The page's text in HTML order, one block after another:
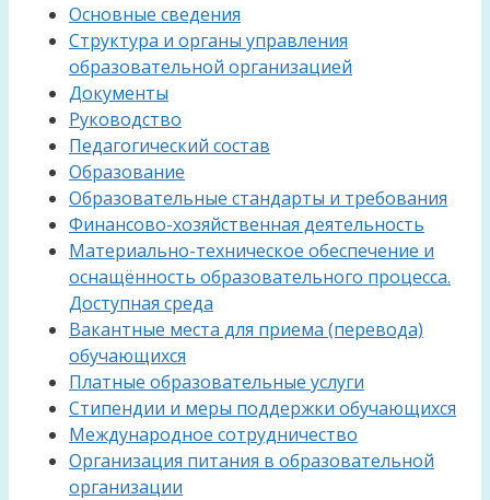
Основные сведения
Структура и органы управления
образовательной организацией
Документы
Руководство
Педагогический состав
Образование
Образовательные стандарты и требования
Финансово-хозяйственная деятельность
Материально-техническое обеспечение и
оснащённость образовательного процесса.
Доступная среда
Вакантные места для приема (перевода)
обучающихся
Платные образовательные услуги
Стипендии и меры поддержки обучающихся
Международное сотрудничество
Организация питания в образовательной
организации